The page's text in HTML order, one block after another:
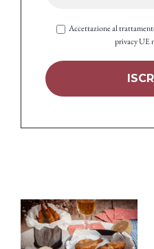
Accettazione al
privacy UE